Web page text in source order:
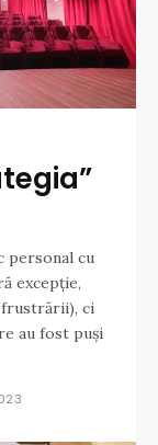
excepție,
frustrării), ci
au fost puși